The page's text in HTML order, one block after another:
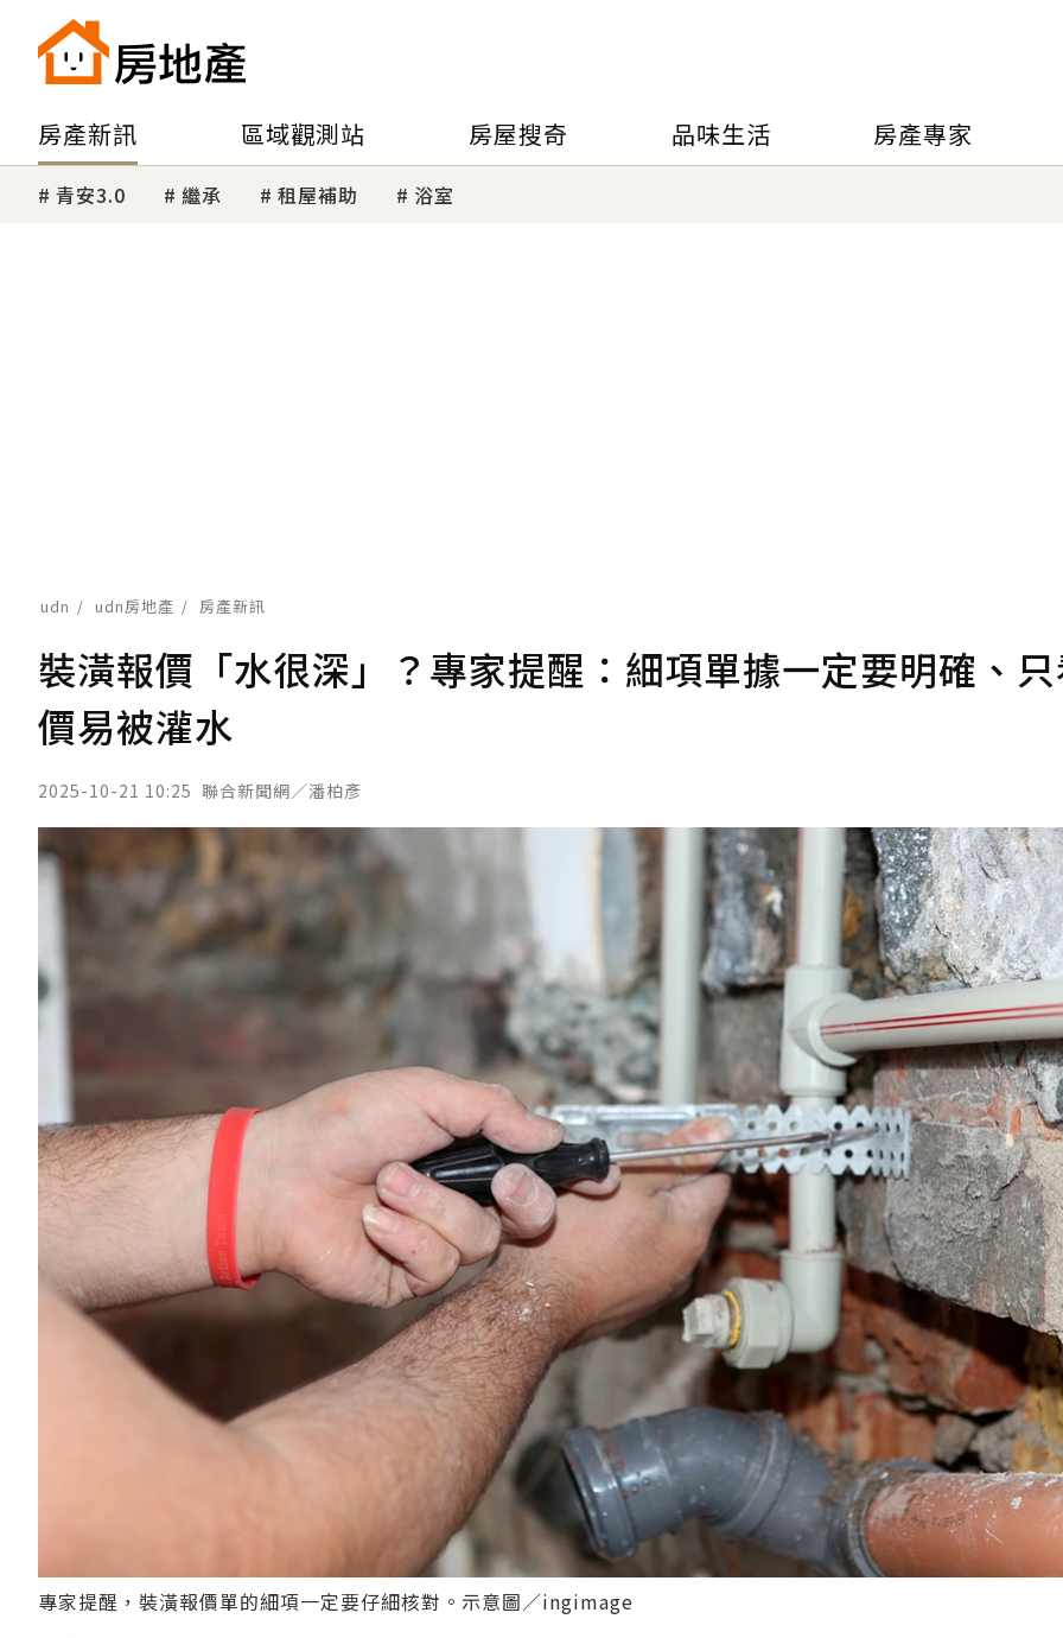
房產新訊 區域觀測站 房屋搜奇 品味生活 房產專家
青安3.0 繼承 租屋補助 浴室
udn udn房地產 房產新訊
裝潢報價「水很深」？專家提醒：細項單據一定要明確、
價易被灌水
2025-10-21 10:25 聯合新聞網／潘柏彥
專家提醒，裝潢報價單的細項一定要仔細核對。示意圖／ingimage